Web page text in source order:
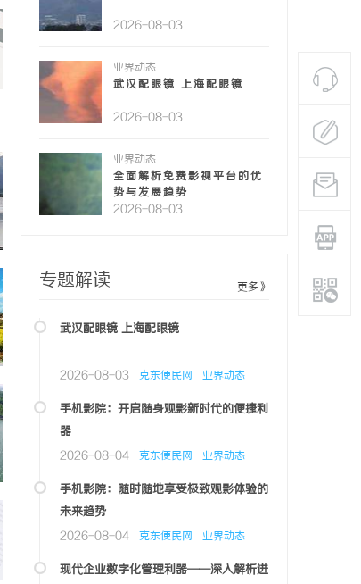
2026-08-03
业界动态
武汉配眼镜 上海配眼镜
2026-08-03
业界动态
全面解析免费影视平台的优
势与发展趋势
2026-08-03
专题解读 更多》
武汉配眼镜 上海配眼镜
2026-08-03 克东便民网 业界动态
手机影院：开启随身观影新时代的便捷利
器
2026-08-04 克东便民网 业界动态
手机影院：随时随地享受极致观影体验的
未来趋势
2026-08-04 克东便民网 业界动态
现代企业数字化管理利器——深入解析进